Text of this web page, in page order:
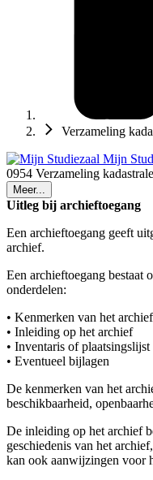
Verzameling
Mijn
0954 Verzameling
Meer...
Uitleg bij archieftoegang
Een archieftoegang geeft
archief.
Een archieftoegang bestaat
onderdelen:
• Kenmerken van het archief
• Inleiding op het archief
• Inventaris of plaatsingslijst
• Eventueel bijlagen
De kenmerken van het
beschikbaarheid,
De inleiding op het archief
geschiedenis van het
kan ook aanwijzingen voor